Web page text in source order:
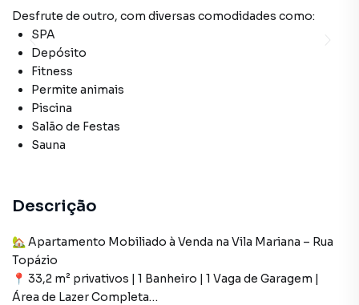
Desfrute de outro, com diversas comodidades como:
SPA
Depósito
Fitness
Permite animais
Piscina
Salão de Festas
Sauna
Descrição
🏡 Apartamento Mobiliado à Venda na Vila Mariana – Rua
Topázio
📍 33,2 m² privativos | 1 Banheiro | 1 Vaga de Garagem |
Área de Lazer Completa